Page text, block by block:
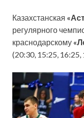
Казахстанская
регулярного
краснодарскому
(20:30, 15:25, 16:25,